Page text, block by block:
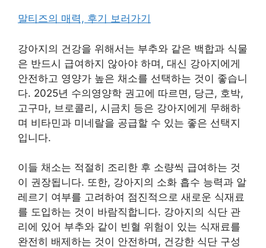
말티즈의 매력, 후기 보러가기
강아지의 건강을 위해서는 부추와 같은 백합과 식물
은 반드시 급여하지 않아야 하며, 대신 강아지에게
안전하고 영양가 높은 채소를 선택하는 것이 좋습니
다. 2025년 수의영양학 권고에 따르면, 당근, 호박,
고구마, 브로콜리, 시금치 등은 강아지에게 무해하
며 비타민과 미네랄을 공급할 수 있는 좋은 선택지
입니다.
이들 채소는 적절히 조리한 후 소량씩 급여하는 것
이 권장됩니다. 또한, 강아지의 소화 흡수 능력과 알
레르기 여부를 고려하여 점진적으로 새로운 식재료
를 도입하는 것이 바람직합니다. 강아지의 식단 관
리에 있어 부추와 같이 빈혈 위험이 있는 식재료를
완전히 배제하는 것이 안전하며, 건강한 식단 구성